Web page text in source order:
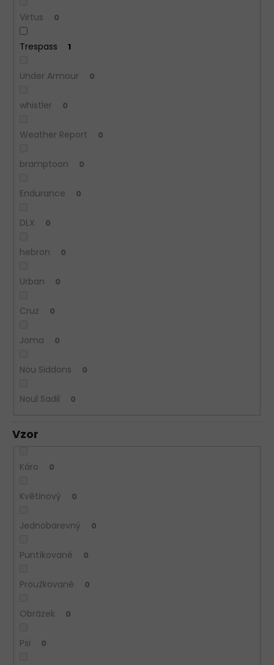
Virtus 0
Trespass 1
Under Armour 0
whistler 0
Weather Report 0
bramptoon 0
Endurance 0
DLX 0
hebron 0
Urban 0
Cruz 0
Joma 0
Nou Siddons 0
Noul Sadil 0
Vzor
Káro 0
Květinový 0
Jednobarevný 0
Puntíkované 0
Proužkované 0
Obrázek 0
Psi 0